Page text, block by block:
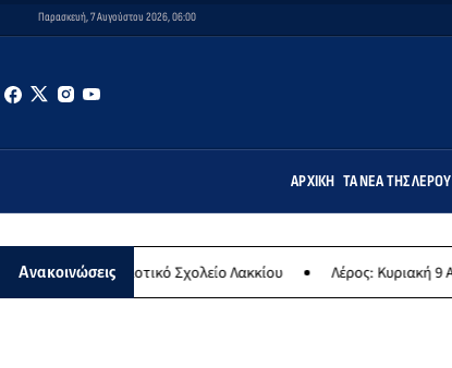
Παρασκευή, 7 Αυγούστου 2026, 06:00
ΑΡΧΙΚΉ ΤΑ ΝΈΑ ΤΗΣ ΛΈΡΟΥ
Ανακοινώσεις
Δημοτικό Σχολείο Λακκίου Λέρος: Κυριακή 9 Αυγούστου